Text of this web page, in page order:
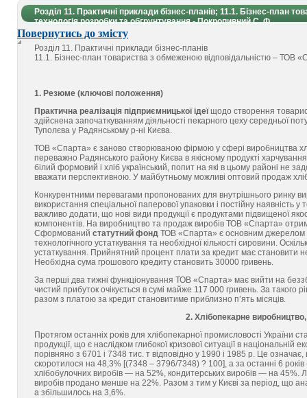
Розділ 11. Практичні приклади бізнес-планів; 11.1. Бізнес-план
технологія розробки та обгрунтування - Покропивний С. Ф.,
Повернутись до змісту
Розділ 11. Практичні приклади бізнес-планів
11.1. Бізнес-план товариства з обмеженою відповідальністю – ТОВ
1. Резюме (ключові положення)
Практична реалізація підприємницької ідеїщодо створення
здійснена започаткуванням діяльності пекарного цеху середньої
Туполєва у Радянському р-ні Києва.
ТОВ «Спарта» є заново створюваною фірмою у сфері виробництва
переважно Радянського району Києва в якісному продукті
білий формовий і хліб український, попит на які в цьому районі не
вважати перспективною. У майбутньому можливі оптовий продаж
Конкурентними перевагами пропонованих для внутрішнього ринку
використання спеціальної паперової упаковки і постійну
важливо додати, що нові види продукції є продуктами підвищеної
компонентів. На виробництво та продаж виробів ТОВ «Спарта»
Сформований статутний фонд ТОВ «Спарта» є основним джерелом
технологічного устаткування та необхідної кількості сировини.
устаткування. Прийнятний процент плати за кредит має
Необхідна сума грошового кредиту становить 30000 гривень.
За перші два тижні функціонування ТОВ «Спарта» має вийти на
чистий прибуток очікується в сумі майже 117 000 гривень. За такого
разом з платою за кредит становитиме приблизно п’ять місяців.
2. Хлібопекарне
Протягом останніх років для хлібопекарної промисловості України
продукції, що є наслідком глибокої кризової ситуації в
порівняно з 6701 і 7348 тис. т відповідно у 1990 і 1985 р. Це
скоротилося на 48,3% [(7348 – 3796/7348) ? 100], а за останні 6
хлібобулочних виробів — на 52%, кондитерських виробів — на 45%.
виробів продано менше на 22%. Разом з тим у Києві за період, що
а збільшилось на 3,6%.